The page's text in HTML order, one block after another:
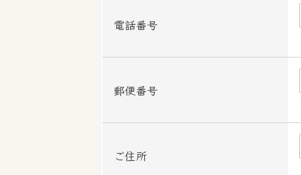
電話番号
郵便番号
ご住所